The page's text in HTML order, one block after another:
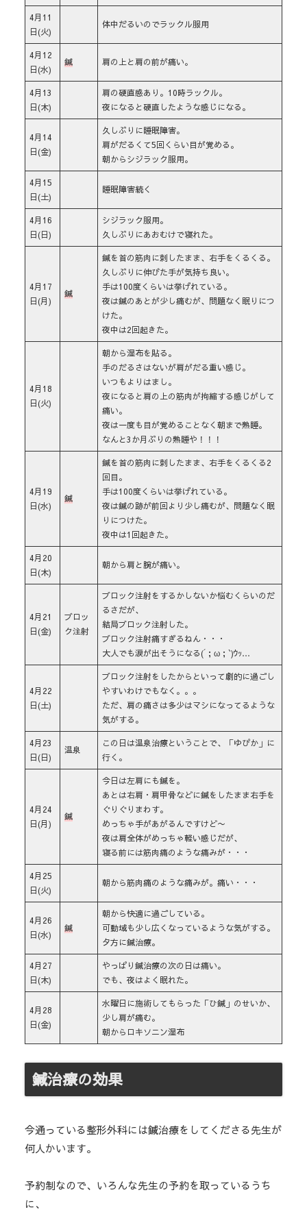
4月11
日(火)
体中だるいのでラックル服用
4月12
日(水)
鍼 肩の上と肩の前が痛い。
4月13
日(木)
肩の硬直感あり。10時ラックル。
夜になると硬直したような感じになる。
4月14
日(金)
久しぶりに睡眠障害。
肩がだるくて5回くらい目が覚める。
朝からシジラック服用。
4月15
日(土)
睡眠障害続く
4月16
日(日)
シジラック服用。
久しぶりにあおむけで寝れた。
4月17
日(月)
鍼
鍼を首の筋肉に刺したまま、右手をくるくる。
久しぶりに伸びた手が気持ち良い。
手は100度くらいは挙げれている。
夜は鍼のあとが少し痛むが、問題なく眠りにつ
けた。
夜中は2回起きた。
4月18
日(火)
朝から湿布を貼る。
手のだるさはないが肩がだる重い感じ。
いつもよりはまし。
夜になると肩の上の筋肉が拘縮する感じがして
痛い。
夜は一度も目が覚めることなく朝まで熟睡。
なんと3か月ぶりの熟睡や！！！
4月19
日(水)
鍼
鍼を首の筋肉に刺したまま、右手をくるくる2
回目。
手は100度くらいは挙げれている。
夜は鍼の跡が前回より少し痛むが、問題なく眠
りにつけた。
夜中は1回起きた。
4月20
日(木)
朝から肩と腕が痛い。
4月21
日(金)
ブロッ
ク注射
ブロック注射をするかしないか悩むくらいのだ
るさだが、
結局ブロック注射した。
ブロック注射痛すぎるねん・・・
大人でも涙が出そうになる(´；ω；`)ｳｯ…
4月22
日(土)
ブロック注射をしたからといって劇的に過ごし
やすいわけでもなく。。。
ただ、肩の痛さは多少はマシになってるような
気がする。
4月23
日(日)
温泉
この日は温泉治療ということで、「ゆぴか」に
行く。
4月24
日(月)
鍼
今日は左肩にも鍼を。
あとは右肩・肩甲骨などに鍼をしたまま右手を
ぐりぐりまわす。
めっちゃ手があがるんですけど〜
夜は肩全体がめっちゃ軽い感じだが、
寝る前には筋肉痛のような痛みが・・・
4月25
日(火)
朝から筋肉痛のような痛みが。痛い・・・
4月26
日(水)
鍼
朝から快適に過ごしている。
可動域も少し広くなっているような気がする。
夕方に鍼治療。
4月27
日(木)
やっぱり鍼治療の次の日は痛い。
でも、夜はよく眠れた。
4月28
日(金)
水曜日に施術してもらった「ひ鍼」のせいか、
少し肩が痛む。
朝からロキソニン湿布
鍼治療の効果
今通っている整形外科には鍼治療をしてくださる先生が
何人かいます。
予約制なので、いろんな先生の予約を取っているうち
に、